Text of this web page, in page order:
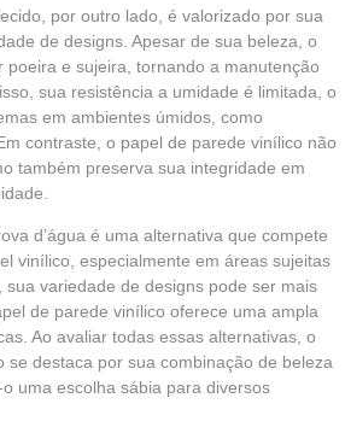
por outro lado, é valorizado por sua
de designs. Apesar de sua beleza, o
poeira e sujeira, tornando a manutenção
sua resistência a umidade é limitada, o
em ambientes úmidos, como
contraste, o papel de parede vinílico não
também preserva sua integridade em
d’água é uma alternativa que compete
vinílico, especialmente em áreas sujeitas
variedade de designs pode ser mais
de parede vinílico oferece uma ampla
Ao avaliar todas essas alternativas, o
se destaca por sua combinação de beleza
uma escolha sábia para diversos